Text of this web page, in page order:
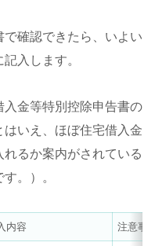
確認できたら、いよい
入します。
金等特別控除申告書の
いえ、ほぼ住宅借入金
るか案内がされている
。）。
内容 注意事